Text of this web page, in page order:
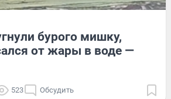
бурого мишку,
от жары в воде —
523 Обсудить